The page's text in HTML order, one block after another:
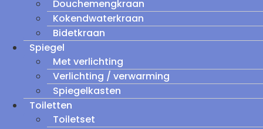
Douchemengkraan
Kokendwaterkraan
Bidetkraan
Spiegel
Met verlichting
Verlichting / verwarming
Spiegelkasten
Toiletten
Toiletset